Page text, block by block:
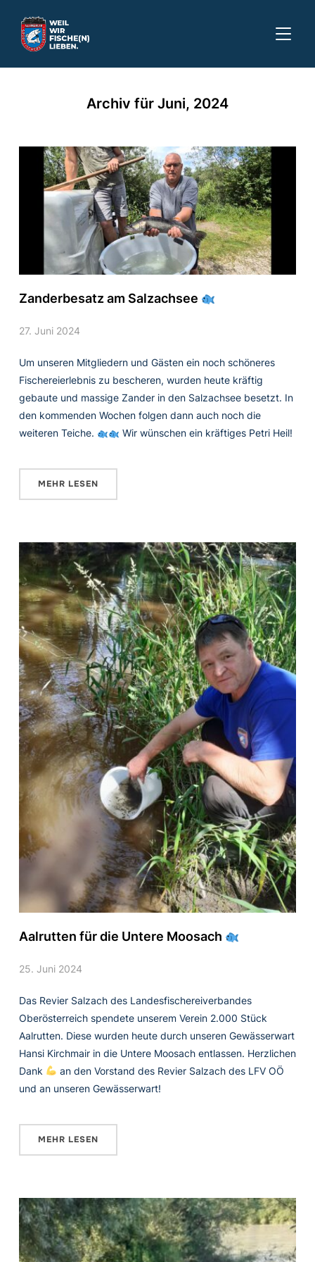
Archiv für Juni, 2024
Zanderbesatz am Salzachsee
27. Juni 2024
Um unseren Mitgliedern und Gästen ein noch schöneres
Fischereierlebnis zu bescheren, wurden heute kräftig
gebaute und massige Zander in den Salzachsee besetzt. In
den kommenden Wochen folgen dann auch noch die
weiteren Teiche.
Wir wünschen ein kräftiges Petri Heil!
MEHR LESEN
Aalrutten für die Untere Moosach
25. Juni 2024
Das Revier Salzach des Landesfischereiverbandes
Oberösterreich spendete unserem Verein 2.000 Stück
Aalrutten. Diese wurden heute durch unseren Gewässerwart
Hansi Kirchmair in die Untere Moosach entlassen. Herzlichen
Dank
an den Vorstand des Revier Salzach des LFV OÖ
und an unseren Gewässerwart!
MEHR LESEN